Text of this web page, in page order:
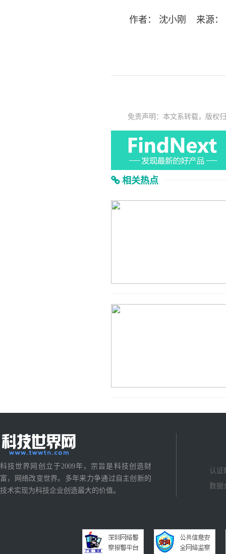
作者： 沈小刚 来源：
免责声明：本文系转载，版权
相关热点
科技世界网创立于2009年，宗旨是科技创造财
富，网络改变世界。多年来力争通过自主创新的
技术实现为科技企业创造最大的价值。
认证
数据